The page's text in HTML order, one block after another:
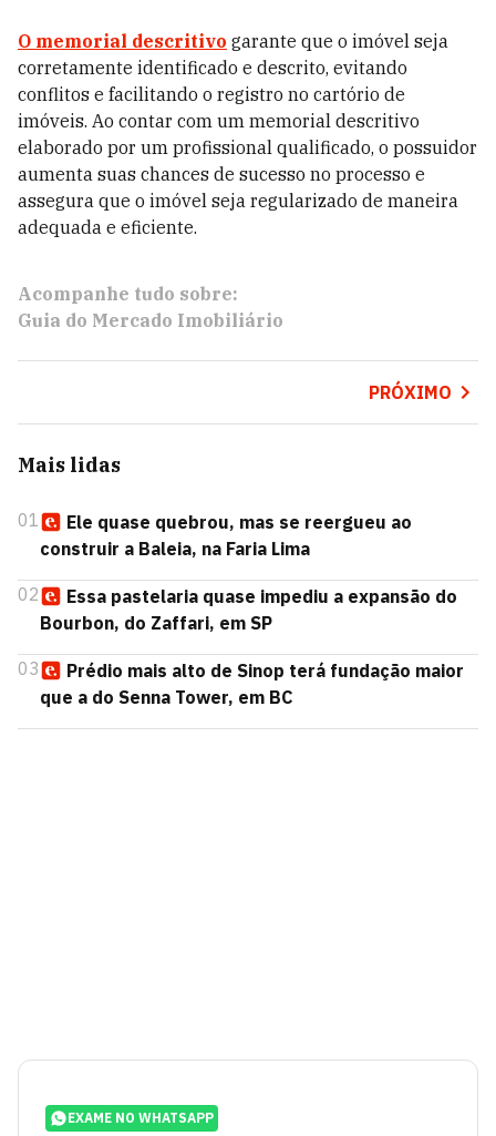
O memorial descritivo garante que o imóvel seja
corretamente identificado e descrito, evitando
conflitos e facilitando o registro no cartório de
imóveis. Ao contar com um memorial descritivo
elaborado por um profissional qualificado, o possuidor
aumenta suas chances de sucesso no processo e
assegura que o imóvel seja regularizado de maneira
adequada e eficiente.
Acompanhe tudo sobre:
Guia do Mercado Imobiliário
PRÓXIMO
Mais lidas
01
Ele quase quebrou, mas se reergueu ao
construir a Baleia, na Faria Lima
02
Essa pastelaria quase impediu a expansão do
Bourbon, do Zaffari, em SP
03
Prédio mais alto de Sinop terá fundação maior
que a do Senna Tower, em BC
EXAME NO WHATSAPP